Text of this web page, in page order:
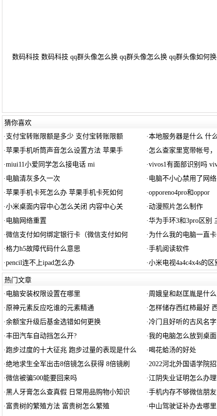
数码科技 数码科技 qq群头像怎么换 qq群头像怎么换 qq群头像如何
猜你喜欢
· 支付宝转账限额是多少 支付宝转账限额 ·本地服务器是什么 什
·苹果手机听筒声音怎么设置方法 苹果手 · 怎么查家里宽带帐号
·miui11小爱同学怎么接电话 mi ·vivos1有面部识别吗
· 电脑清灰多久一次 · 电脑不小心禁用了网
·苹果手机卡死怎么办 苹果手机卡死如何 ·opporeno4pro和oppor
·小米桌面内容中心怎么关闭 内容中心关 ·动漫照片怎么制作
· 电脑网络重置 ·华为手环3和3pro区别
·微信支付如何绑定银行卡（微信支付如何 · 为什么我的电脑一直
·格力h5故障代码什么意思 ·手机阅读软件
·pencil连不上ipad怎么办 ·小米电视4a4c4x4s的区
热门文章
· 电脑安装权限设置在哪里 · 周娥皇和赵匡胤是什
· 原神元素反应吃谁的元素精通 · 怎样储存西红柿最好
·余额宝升级后基金选错如何更换 · 冷门且好听的古风名
·丰田汽车自动挡怎么开? ·我的电脑怎么放到桌面
· 跑步过度的十大征兆 跑步过量的表现是什么 · 喝花蛤汤的好处
·绝地求生全军出击8倍镜怎么获得 8倍镜刷 ·2022河北外国语学院
·微信被骗500能要回来吗 ·江阴失业证明怎么办
·黑人牙膏怎么查真假 日常用品购物小知识 ·手机内存不够微信朋
· 富贵树的繁殖方法 富贵树怎么繁殖 · 中山驾驶证补办去哪里